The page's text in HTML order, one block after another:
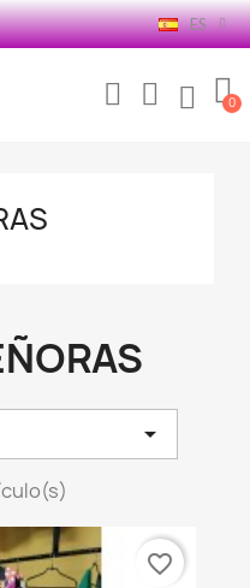
ES

favorite_border